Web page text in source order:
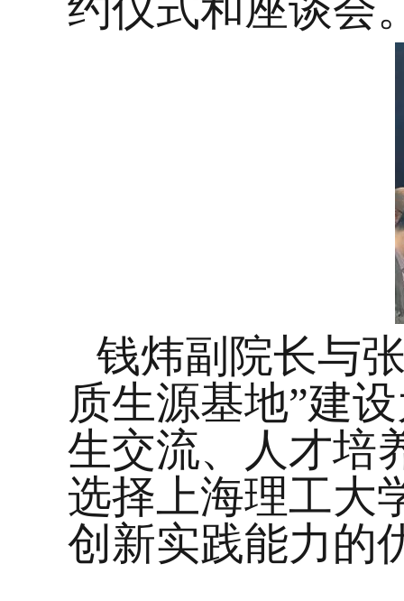
约仪式和座谈会
钱炜副院长与
质生源基地”建
生交流、人才培
选择上海理工大
创新实践能力的